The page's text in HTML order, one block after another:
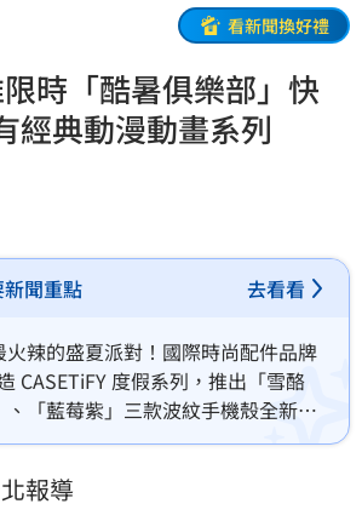
看新聞換好禮
時「酷暑俱樂部」快
典動漫動畫系列
聞重點 去看看
辣的盛夏派對！國際時尚配件品牌
CASETiFY 度假系列，推出「雪酪
「藍莓紫」三款波紋手機殼全新配
水果般的繽紛氛圍融入日常穿搭，
攜手潮流咖啡品牌 NO
報導